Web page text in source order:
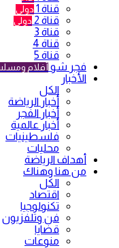
قناة 1 دولي
قناة 2 دولي
قناة 3
قناة 4
قناة 5
فجر شو أفلام
الأخبار
الكل
أخبار الرياضة
أخبار الفجر
أخبار عالمية
فلسطينيات
محليات
أهداف الرياضة
من هنا وهناك
الكل
اقتصاد
تكنولوجيا
فن وتلفزيون
قضايا
منوعات